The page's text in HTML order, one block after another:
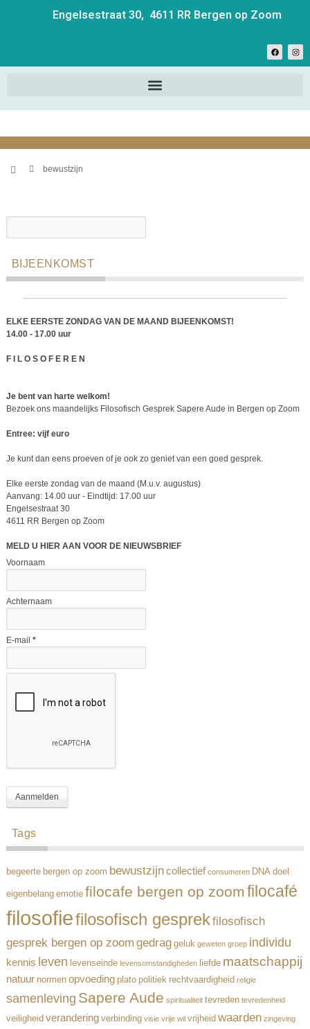
Engelsestraat 30, 4611 RR Bergen op Zoom
bewustzijn
BIJEENKOMST
ELKE EERSTE ZONDAG VAN DE MAAND BIJEENKOMST!
14.00 - 17.00 uur
F I L O S O F E R E N
Je bent van harte welkom!
Bezoek ons maandelijks Filosofisch Gesprek Sapere Aude in Bergen op Zoom
Entree: vijf euro
Je kunt dan eens proeven of je ook zo geniet van een goed gesprek.
Elke eerste zondag van de maand (M.u.v. augustus)
Aanvang: 14.00 uur - Eindtijd: 17.00 uur
Engelsestraat 30
4611 RR Bergen op Zoom
MELD U HIER AAN VOOR DE NIEUWSBRIEF
Voornaam
Achternaam
E-mail *
Tags
begeerte bergen op zoom bewustzijncollectief consumeren DNA doel
eigenbelang emotie filocafe bergen op zoom filocafé
filosofiefilosofisch gesprekfilosofisch
gesprek bergen op zoom gedrag geluk geweten groep individu
kennis leven levenseinde levensomstandigheden liefde maatschappij
natuur normen opvoeding plato politiek rechtvaardigheid religie
samenleving Sapere Aude spiritualiteit tevreden tevredenheid
veiligheid verandering verbinding visie vrije wil vrijheid waarden zingeving